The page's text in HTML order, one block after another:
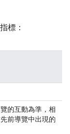
標：
的互動為準，相
前導覽中出現的